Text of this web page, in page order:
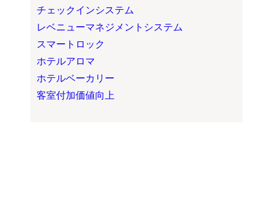
チェックインシステム
レベニューマネジメントシステム
スマートロック
ホテルアロマ
ホテルベーカリー
客室付加価値向上